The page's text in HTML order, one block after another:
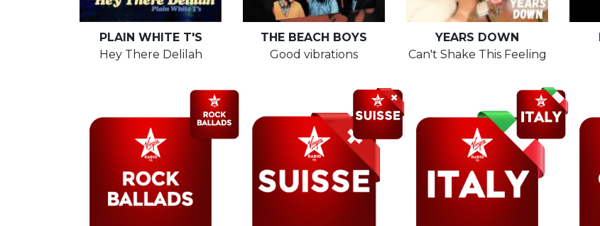
PLAIN WHITE T'S
Hey There Delilah
THE BEACH BOYS
Good vibrations
YEARS DOWN
Can't Shake This Feeling